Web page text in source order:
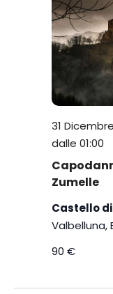
Zumelle
31
dalle 01:00
Castello
Valbelluna,
90 €